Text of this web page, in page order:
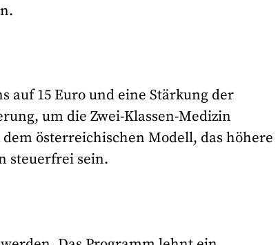
auf 15 Euro und eine Stärkung der
um die Zwei-Klassen-Medizin
österreichischen Modell, das höhere
steuerfrei sein.